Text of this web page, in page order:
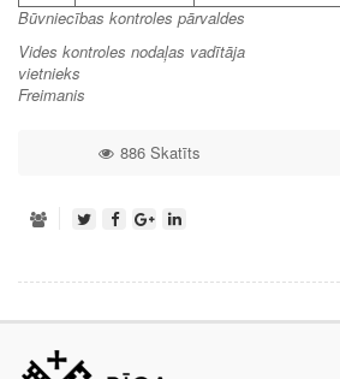
Būvniecības kontroles pārvaldes
Vides kontroles nodaļas vadītāja
vietnieks
Freimanis
886 Skatīts